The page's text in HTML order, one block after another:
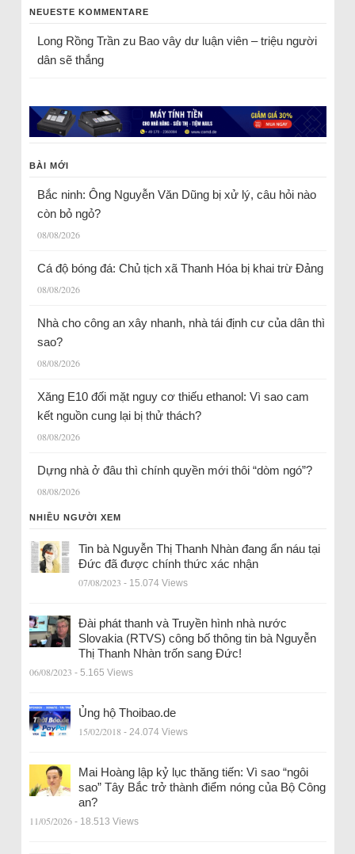
NEUESTE KOMMENTARE
Long Rồng Trầnzu Bao vây dư luận viên – triệu người
dân sẽ thắng
BÀI MỚI
Bắc ninh: Ông Nguyễn Văn Dũng bị xử lý, câu hỏi nào
còn bỏ ngỏ?
08/08/2026
Cá độ bóng đá: Chủ tịch xã Thanh Hóa bị khai trừ Đảng
08/08/2026
Nhà cho công an xây nhanh, nhà tái định cư của dân thì
sao?
08/08/2026
Xăng E10 đối mặt nguy cơ thiếu ethanol: Vì sao cam
kết nguồn cung lại bị thử thách?
08/08/2026
Dựng nhà ở đâu thì chính quyền mới thôi “dòm ngó”?
08/08/2026
NHIỀU NGƯỜI XEM
Tin bà Nguyễn Thị Thanh Nhàn đang ẩn náu tại
Đức đã được chính thức xác nhận
07/08/2023 - 15.074 Views
Đài phát thanh và Truyền hình nhà nước
Slovakia (RTVS) công bố thông tin bà Nguyễn
Thị Thanh Nhàn trốn sang Đức!
06/08/2023 - 5.165 Views
Ủng hộ Thoibao.de
15/02/2018 - 24.074 Views
Mai Hoàng lập kỷ lục thăng tiến: Vì sao “ngôi
sao” Tây Bắc trở thành điểm nóng của Bộ Công
an?
11/05/2026 - 18.513 Views